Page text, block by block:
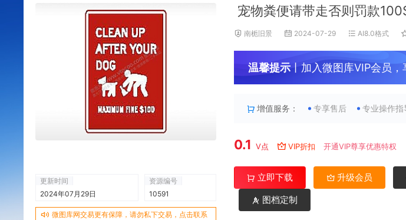
更新时间
2024年07月29日
资源编号
10591
微图库网交易更有保障，请勿私下交易，点击联系
宠物粪便请带走否则罚款
南栀旧景 2024-07-29 AI8.0格式
温馨提示丨加入微图库VIP会员，
增值服务： 专享售后 专业操作指
0.1 V点 VIP折扣 开通VIP尊享优惠特权
立即下载 升级会员
图档定制